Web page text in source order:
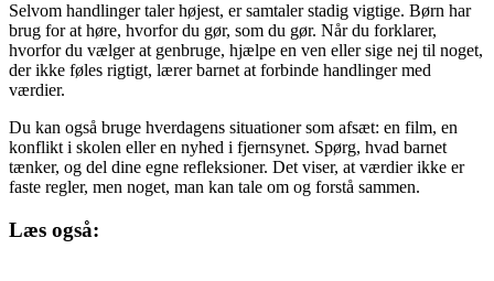
Selvom handlinger taler højest, er samtaler stadig vigtige. Børn har
brug for at høre, hvorfor du gør, som du gør. Når du forklarer,
hvorfor du vælger at genbruge, hjælpe en ven eller sige nej til noget,
der ikke føles rigtigt, lærer barnet at forbinde handlinger med
værdier.
Du kan også bruge hverdagens situationer som afsæt: en film, en
konflikt i skolen eller en nyhed i fjernsynet. Spørg, hvad barnet
tænker, og del dine egne refleksioner. Det viser, at værdier ikke er
faste regler, men noget, man kan tale om og forstå sammen.
Læs også: